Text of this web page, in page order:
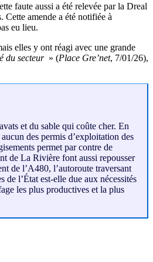
faute aussi a été relevée par la Dreal
Cette amende a été notifiée à
eu lieu.
elles y ont réagi avec une grande
du secteur » (Place Gre’net, 7/01/26),
et du sable qui coûte cher. En
des permis d’exploitation des
permet par contre de
de La Rivière font aussi repousser
de l’A480, l’autoroute traversant
l’État est-elle due aux nécessités
les plus productives et la plus